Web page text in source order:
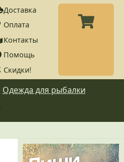
Доставка
Оплата
Контакты
Помощь
Скидки!
Одежда для рыбалки